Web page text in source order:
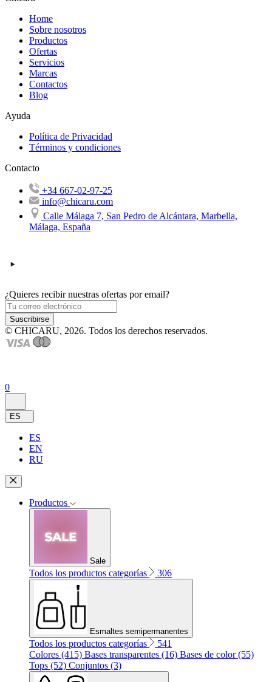
Home
Sobre nosotros
Productos
Ofertas
Servicios
Marcas
Contactos
Blog
Ayuda
Política de Privacidad
Términos y condiciones
Contacto
+34 667-02-97-25
info@chicaru.com
Calle Málaga 7, San Pedro de Alcántara, Marbella,
Málaga, España
¿Quieres recibir nuestras ofertas por email?
Suscribirse
© CHICARU, 2026. Todos los derechos reservados.
0
ES
ES
EN
RU
Productos
Sale
Todos los productos categorías 306
Esmaltes semipermanentes
Todos los productos categorías
541
Colores (415) Bases transparentes (16) Bases de color (55)
Tops (52) Conjuntos (3)